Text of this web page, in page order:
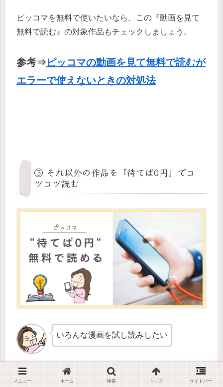
ピッコマを無料で使いたいなら、この『動画を見て
無料で読む』の対象作品もチェックしましょう。
参考⇒ピッコマの動画を見て無料で読むが
エラーで使えないときの対処法
③ それ以外の作品を『待てば0円』でコ
ツコツ読む
いろんな漫画を試し読みしたい
そんなときは『待てば0円』という方法で漫画を読ん
メニュー ホーム 検索 トップ サイドバー